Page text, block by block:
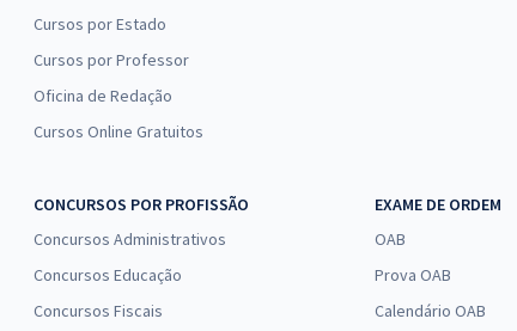
Cursos por Estado
Cursos por Professor
Oficina de Redação
Cursos Online Gratuitos
CONCURSOS POR PROFISSÃO
Concursos Administrativos
Concursos Educação
Concursos Fiscais
EXAME DE ORDEM
OAB
Prova OAB
Calendário OAB